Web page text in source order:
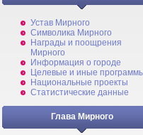
Устав Мирного
Символика Мирного
Награды и поощрения
Мирного
Информация о городе
Целевые и иные
Национальные проекты
Статистические данные
Глава Мирного